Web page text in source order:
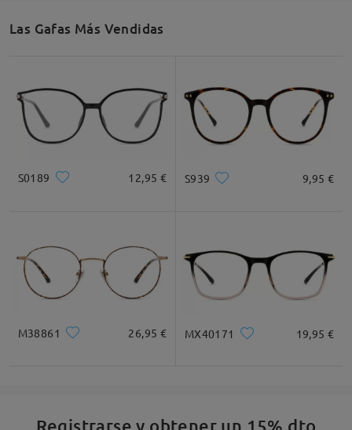
Las Gafas Más Vendidas
S0189 12,95 € S939 9,95 €
M38861 26,95 € MX40171 19,95 €